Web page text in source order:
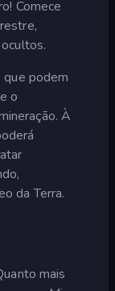
Comece
que podem
o
À
da Terra.
mais